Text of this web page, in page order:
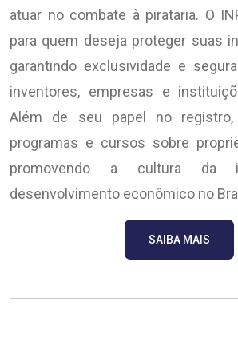
atuar no combate à pirataria. O
para quem deseja proteger suas
garantindo exclusividade e
inventores, empresas e
Além de seu papel no
programas e cursos sobre
promovendo a cultura da
desenvolvimento econômico no
SAIBA MAIS